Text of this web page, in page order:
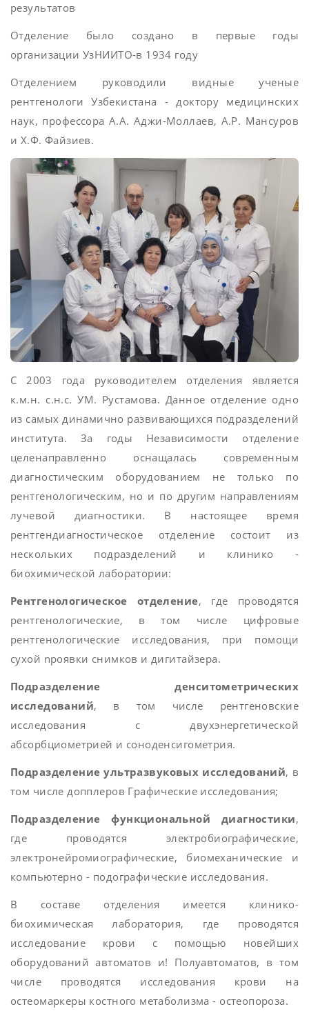
результатов
Отделение было создано в первые годы
организации УзНИИТО-в 1934 году
Отделением руководили видные ученые
рентгенологи Узбекистана - доктору медицинских
наук, профессора А.А. Аджи-Моллаев, А.Р. Мансуров
и Х.Ф. Файзиев.
С 2003 года руководителем отделения является
к.м.н. с.н.с. УМ. Рустамова. Данное отделение одно
из самых динамично развивающихся подразделений
института. За годы Независимости отделение
целенаправленно оснащалась современным
диагностическим оборудованием не только по
рентгенологическим, но и по другим направлениям
лучевой диагностики. В настоящее время
рентгендиагностическое отделение состоит из
нескольких подразделений и клинико -
биохимической лаборатории:
Рентгенологическое отделение, где проводятся
рентгенологические, в том числе цифровые
рентгенологические исследования, при помощи
сухой npoявки снимков и дигитайзера.
Подразделение денситометрических
исследований, в том числе рентгеновские
исследования с двухэнергетической
абсорбциометрией и соноденсигометрия.
Подразделение ультразвуковых исследований, в
том числе допплеров Графические исследования;
Подразделение функциональной диагностики,
где проводятся электробиографические,
электронейромиографические, биомеханические и
компьютерно - подографические исследования.
В составе отделения имеется клинико-
биохимическая лаборатория, где проводятся
исследование крови с помощью новейших
оборудований автоматов и! Полуавтоматов, в том
числе проводятся исследования крови на
остеомаркеры костного метаболизма - остеопороза.